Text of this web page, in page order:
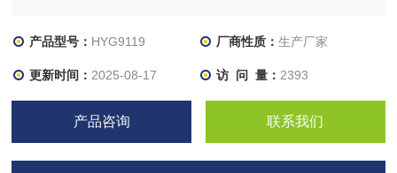
产品型号： HYG9119 厂商性质： 生产厂家
更新时间： 2025-08-17 访 问 量： 2393
产品咨询 联系我们